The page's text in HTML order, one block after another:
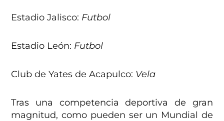
Estadio Jalisco: Futbol
Estadio León: Futbol
Club de Yates de Acapulco: Vela
Tras una competencia deportiva de gran
magnitud, como pueden ser un Mundial de